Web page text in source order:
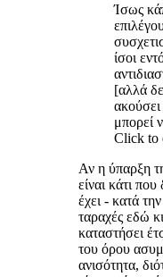
Ίσως
ίσοι
[αλλά
ακούσει
μπορεί
Click to
Αν η ύπαρξη
είναι κάτι
έχει - κατά
ταραχές εδώ
καταστήσει
του όρου
ανισότητα,